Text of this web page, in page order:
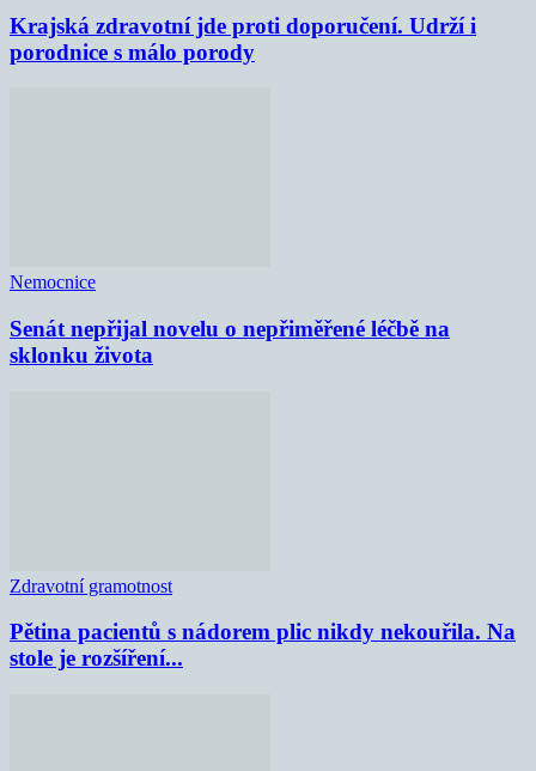
Krajská zdravotní jde proti doporučení. Udrží i
porodnice s málo porody
Nemocnice
Senát nepřijal novelu o nepřiměřené léčbě na
sklonku života
Zdravotní gramotnost
Pětina pacientů s nádorem plic nikdy nekouřila. Na
stole je rozšíření...